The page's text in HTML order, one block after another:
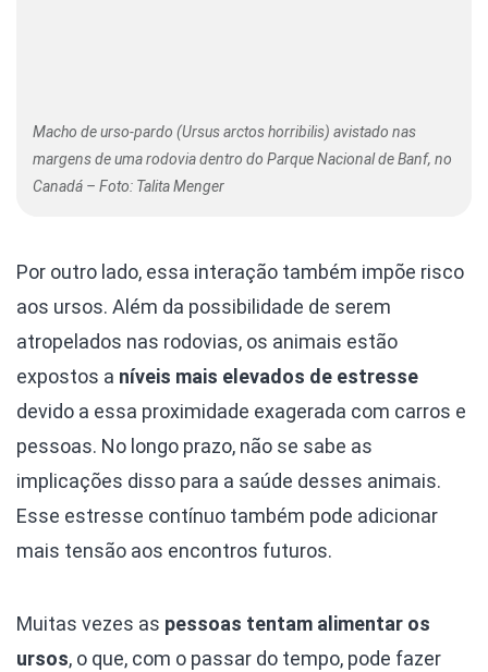
Macho de urso-pardo (Ursus arctos horribilis) avistado nas
margens de uma rodovia dentro do Parque Nacional de Banf, no
Canadá – Foto: Talita Menger
Por outro lado, essa interação também impõe risco
aos ursos. Além da possibilidade de serem
atropelados nas rodovias, os animais estão
expostos a níveis mais elevados de estresse
devido a essa proximidade exagerada com carros e
pessoas. No longo prazo, não se sabe as
implicações disso para a saúde desses animais.
Esse estresse contínuo também pode adicionar
mais tensão aos encontros futuros.
Muitas vezes as pessoas tentam alimentar os
ursos, o que, com o passar do tempo, pode fazer